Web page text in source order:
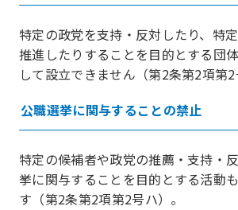
特定の政党を支持・反対したり、特
推進したりすることを目的とする団
して設立できません（第2条第2項第2
公職選挙に関与することの禁止
特定の候補者や政党の推薦・支持・
挙に関与することを目的とする活動
す（第2条第2項第2号ハ）。